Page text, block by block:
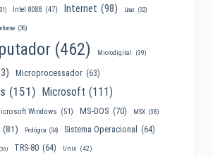
Intel 8088 (47) Internet (98) Linux (32)
(36)
(462) Microdigital (39)
Microprocessador (63)
(151) Microsoft (111)
Windows (51) MS-DOS (70) MSX (38)
(81) Prológica (34) Sistema Operacional (64)
(30) TRS-80 (64) Unix (42)